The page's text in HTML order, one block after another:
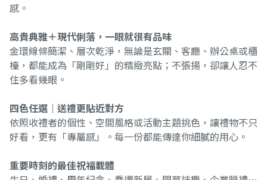
感。
高貴典雅＋現代俐落，一眼就很有品味
金環線條簡潔、層次乾淨，無論是玄關、客廳、辦公桌或櫃
檯，都能成為「剛剛好」的精緻亮點；不張揚，卻讓人忍不
住多看幾眼。
四色任選｜送禮更貼近對方
依照收禮者的個性、空間風格或活動主題挑色，讓禮物不只
好看，更有「專屬感」。每一份都能傳達你細膩的用心。
重要時刻的最佳祝福載體